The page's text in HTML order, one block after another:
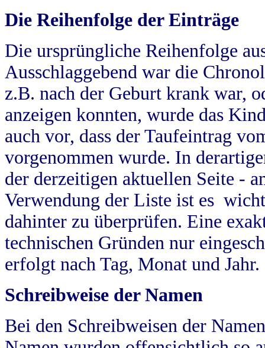
Die Reihenfolge der Einträge
Die ursprüngliche Reihenfolge
Ausschlaggebend war die
z.B. nach der Geburt krank war,
anzeigen konnten, wurde das
auch vor, dass der Taufeintrag
vorgenommen wurde. In
der derzeitigen aktuellen Seite -
Verwendung der Liste ist es
dahinter zu überprüfen. Eine
technischen Gründen nur
erfolgt nach Tag, Monat und Jahr.
Schreibweise der Namen
Bei den Schreibweisen der